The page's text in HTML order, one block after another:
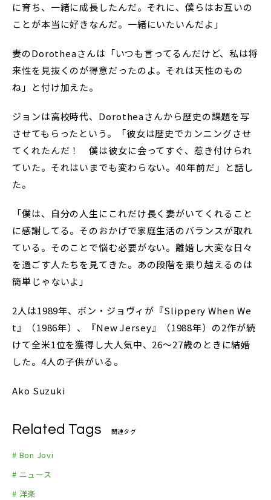
に育ち、一緒に成長したんだ。それに、僕らはお互いの
ことが本当に好きなんだ。一緒にいたいんだよ」
妻のDorotheaさんは「いつも言ってるんだけど、私は将
来性を見抜くのが得意だったのよ。それは天性のもの
ね」と付け加えた。
ジョンは高校時代、Dorotheaさんから歴史の課題を写
させてもらったという。「彼女は歴史でカンニングさせ
てくれたんだ！ 僕は彼女に会ってすぐ、惹き付けられ
ていた。それはいまでも変わらない。40年前だ」と話し
た。
「僕は、自分の人生にこれだけ長く妻がいてくれること
に感謝してる。そのおかげで家庭生活のバランスが取れ
ている。そのことで悩む必要がない。離婚し大変な日々
を過ごす人たちを見てきた。あの段階を乗り越えるのは
簡単じゃないよ」
2人は1989年、ボン・ジョヴィが『Slippery When We
t』（1986年）、『New Jersey』（1988年）の2作が続
けて全米1位を獲得し大人気中、26～27歳のときに結婚
した。4人の子供がいる。
Ako Suzuki
Related Tags 関連タグ
# Bon Jovi
# ニュース
# 洋楽